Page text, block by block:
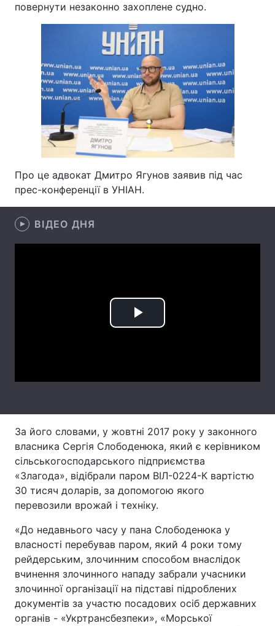
Відео з Youtube
Думки
Архів Вакансії
Контакти
Послуги
повернути незаконно захоплене судно.
Про це адвокат Дмитро Ягунов заявив під час
прес-конференції в УНІАН.
ВІДЕО ДНЯ
Play
За його словами, у жовтні 2017 року у законного
власника Сергія Слободенюка, який є керівником
сільськогосподарського підприємства
«Злагода», відібрали паром ВІЛ-0224-К вартістю
30 тисяч доларів, за допомогою якого
перевозили врожай і техніку.
«До недавнього часу у пана Слободенюка у
власності перебував паром, який 4 роки тому
рейдерським, злочинним способом внаслідок
вчинення злочинного нападу забрали учасники
злочинної організації на підставі підроблених
документів за участю посадових осіб державних
органів - «Укртрансбезпеки», «Морської